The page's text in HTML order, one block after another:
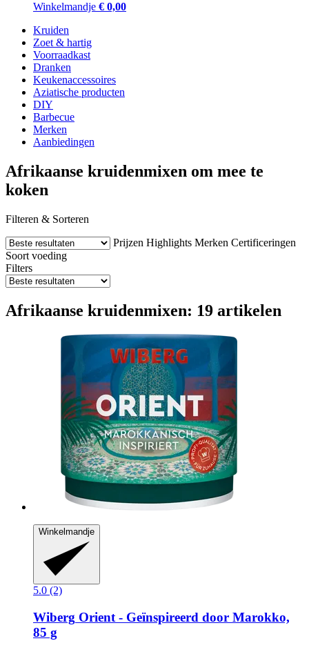
Winkelmandje € 0,00
Kruiden
Zoet & hartig
Voorraadkast
Dranken
Keukenaccessoires
Aziatische producten
DIY
Barbecue
Merken
Aanbiedingen
Afrikaanse kruidenmixen om mee te
koken
Filteren & Sorteren
Prijzen Highlights Merken Certificeringen
Soort voeding
Filters
Afrikaanse kruidenmixen: 19 artikelen
Winkelmandje
5.0 (2)
Wiberg Orient -​ Geïnspireerd door Marokko,
85 g